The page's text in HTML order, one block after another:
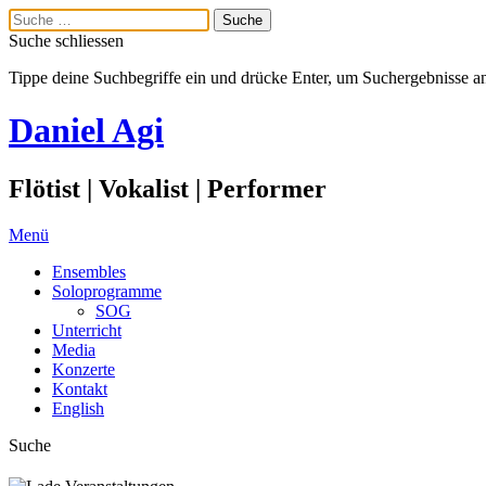
Suche schliessen
Tippe deine Suchbegriffe ein und drücke Enter, um Suchergebnisse
Daniel Agi
Flötist | Vokalist | Performer
Menü
Ensembles
Soloprogramme
SOG
Unterricht
Media
Konzerte
Kontakt
English
Suche